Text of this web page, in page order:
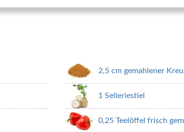
2,5 cm gemahlener
1 Selleriestiel
0,25 Teelöffel frisch